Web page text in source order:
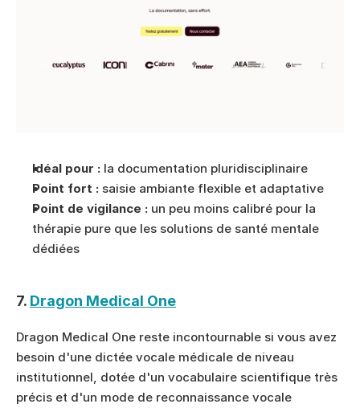
Idéal pour : la documentation pluridisciplinaire
Point fort : saisie ambiante flexible et adaptative
Point de vigilance : un peu moins calibré pour la
thérapie pure que les solutions de santé mentale
dédiées
7. Dragon Medical One
Dragon Medical One reste incontournable si vous avez
besoin d'une dictée vocale médicale de niveau
institutionnel, dotée d'un vocabulaire scientifique très
précis et d'un mode de reconnaissance vocale